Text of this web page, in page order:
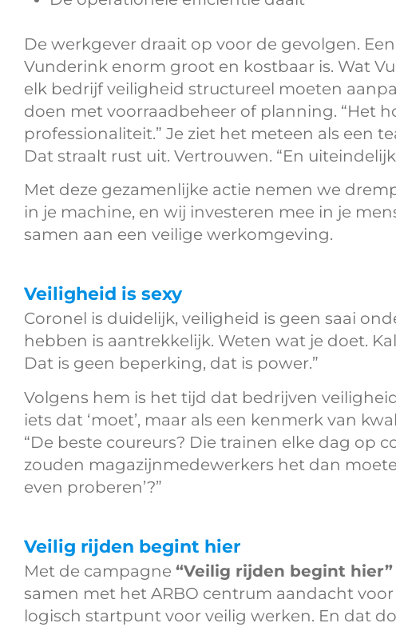
De werkgever draait op voor de gevolgen.
Vunderink enorm groot en kostbaar is. Wat
elk bedrijf veiligheid structureel moeten
doen met voorraadbeheer of planning. “Het
professionaliteit.” Je ziet het meteen als een
Dat straalt rust uit. Vertrouwen. “En
Met deze gezamenlijke actie nemen we
in je machine, en wij investeren mee in je
samen aan een veilige werkomgeving.
​​Veiligheid is sexy
Coronel is duidelijk, veiligheid is geen saai
hebben is aantrekkelijk. Weten wat je doet.
Dat is geen beperking, dat is power.”
Volgens hem is het tijd dat bedrijven
iets dat ‘moet’, maar als een kenmerk van
“De beste coureurs? Die trainen elke dag op
zouden magazijnmedewerkers het dan
even proberen’?”
Veilig rijden begint hier
Met de campagne “Veilig rijden begint hier”
samen met het ARBO centrum aandacht
logisch startpunt voor veilig werken. En dat